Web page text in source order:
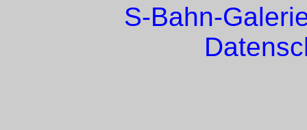
S-Bahn-